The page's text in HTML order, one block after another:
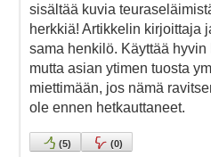
sisältää kuvia
herkkiä! Artikkelin kirjoittaja
sama henkilö. Käyttää
mutta asian ytimen tuosta
miettimään, jos nämä
ole ennen hetkauttaneet.
(5) (0)